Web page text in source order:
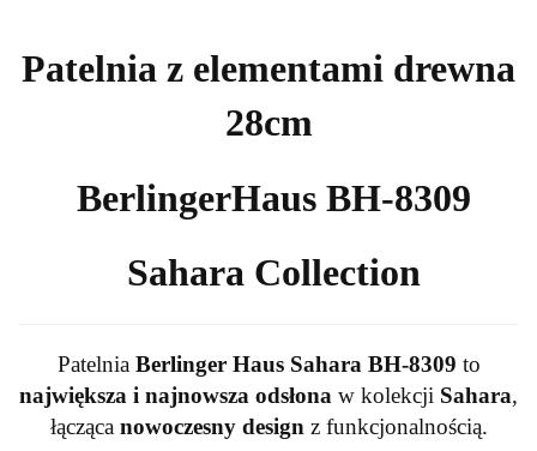
Patelnia z elementami drewna
28cm
BerlingerHaus BH-8309
Sahara Collection
Patelnia Berlinger Haus Sahara BH-8309 to
największa i najnowsza odsłona w kolekcji Sahara,
łącząca nowoczesny designz funkcjonalnością.